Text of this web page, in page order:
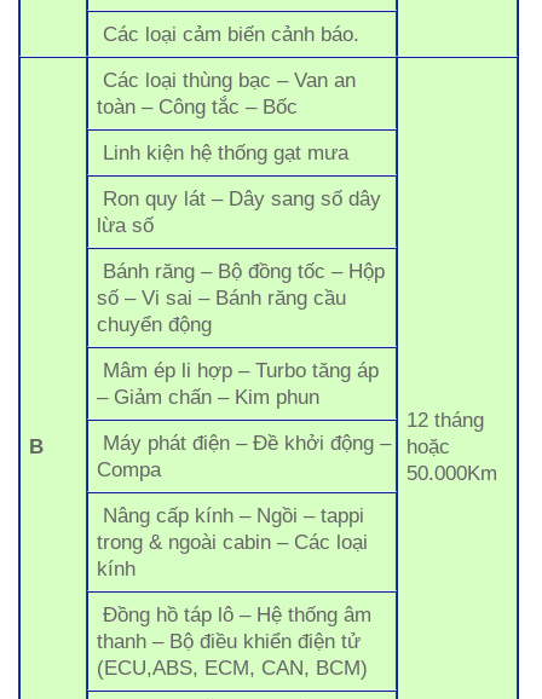
Các loại cảm biến cảnh báo.
B
Các loại thùng bạc – Van an
toàn – Công tắc – Bốc
12 tháng
hoặc
50.000Km
Linh kiện hệ thống gạt mưa
Ron quy lát – Dây sang số dây
lừa số
Bánh răng – Bộ đồng tốc – Hộp
số – Vi sai – Bánh răng cầu
chuyển động
Mâm ép li hợp – Turbo tăng áp
– Giảm chấn – Kim phun
Máy phát điện – Đề khởi động –
Compa
Nâng cấp kính – Ngồi – tappi
trong & ngoài cabin – Các loại
kính
Đồng hồ táp lô – Hệ thống âm
thanh – Bộ điều khiển điện tử
(ECU,ABS, ECM, CAN, BCM)